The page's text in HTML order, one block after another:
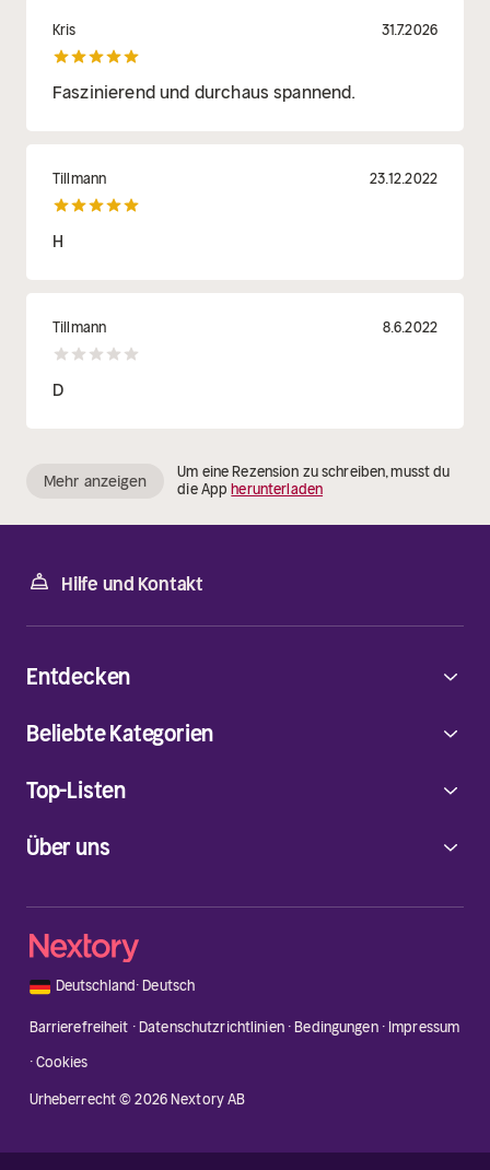
Kris 31.7.2026
Faszinierend und durchaus spannend.
Tillmann 23.12.2022
H
Tillmann 8.6.2022
D
Mehr anzeigen
Um eine Rezension zu schreiben, musst du
die Appherunterladen
Hilfe und Kontakt
Über uns
Entdecken
Beliebte Kategorien
Top-Listen
🇩🇪 Deutschland·Deutsch
Barrierefreiheit ·Datenschutzrichtlinien·Bedingungen· Impressum
·Cookies
Urheberrecht © 2026 Nextory AB